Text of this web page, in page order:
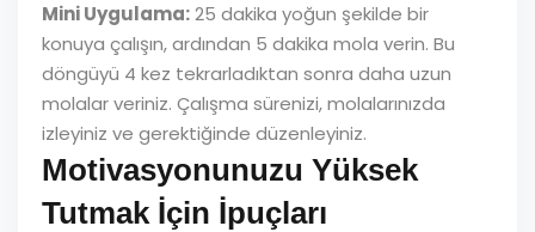
Mini Uygulama:25 dakika yoğun şekilde bir
konuya çalışın, ardından 5 dakika mola verin. Bu
döngüyü 4 kez tekrarladıktan sonra daha uzun
molalar veriniz. Çalışma sürenizi, molalarınızda
izleyiniz ve gerektiğinde düzenleyiniz.
Motivasyonunuzu Yüksek
Tutmak İçin İpuçları